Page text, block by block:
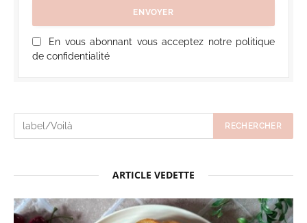
En vous abonnant vous acceptez notre politique
de confidentialité
ARTICLE VEDETTE